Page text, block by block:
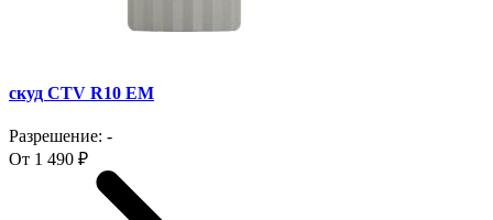
скуд CTV R10 EM
Разрешение: -
От 1 490 ₽